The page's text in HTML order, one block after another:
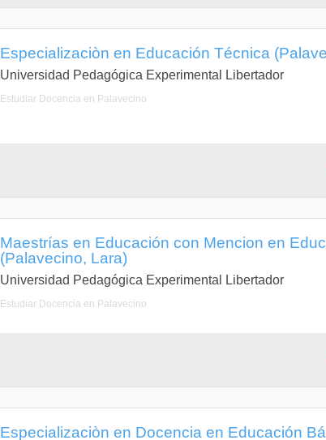
Especializaciòn en Educación Técnica
Universidad Pedagógica Experimental Libertador
Estudiar Docencia en Palavecino
Maestrías en Educación con Mencion en
(Palavecino, Lara)
Universidad Pedagógica Experimental Libertador
Estudiar Docencia en Palavecino
Especializaciòn en Docencia en Educación